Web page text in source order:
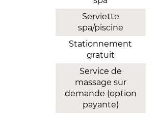
Serviette
spa/piscine
Stationnement
gratuit
Service de
massage sur
demande (option
payante)